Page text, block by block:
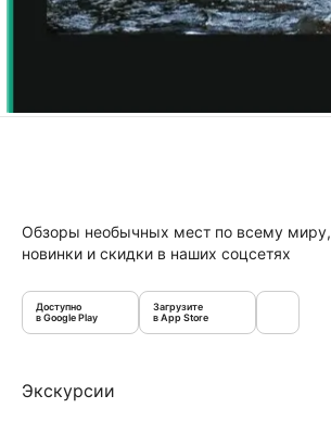
Обзоры необычных мест по всему миру,
новинки и скидки в наших соцсетях
Доступно
в Google Play
Загрузите
в App Store
Экскурсии